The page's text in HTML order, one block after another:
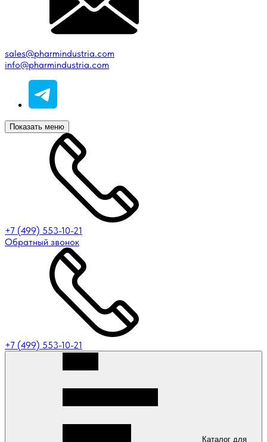
sales@pharmindustria.com
info@pharmindustria.com
Показать меню
+7 (499) 553-10-21
Обратный звонок
+7 (499) 553-10-21